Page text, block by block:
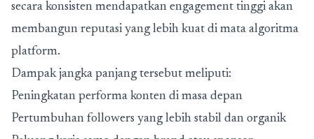
secara konsisten mendapatkan engagement tinggi akan
membangun reputasi yang lebih kuat di mata algoritma
platform.
Dampak jangka panjang tersebut meliputi:
Peningkatan performa konten di masa depan
Pertumbuhan followers yang lebih stabil dan organik